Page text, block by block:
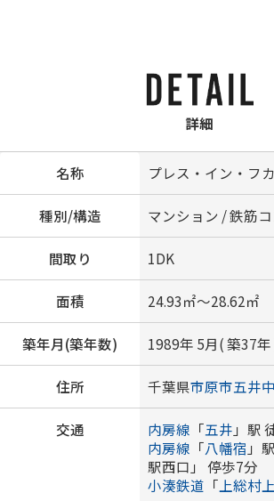
詳細
名称 プレス・イン・フ
種別/構造 マンション / 鉄筋
間取り 1DK
面積 24.93㎡～28.62㎡
築年月(築年数) 1989年 5月( 築37年
住所 千葉県市原市五井
交通 内房線 「五井 」駅
内房線 「八幡宿 」
駅西口」 停歩7分
小湊鉄道 「 上総村上